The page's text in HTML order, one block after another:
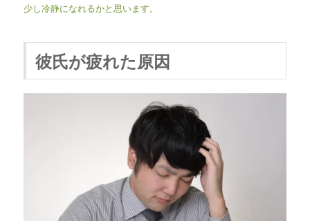
少し冷静になれるかと思います。
彼氏が疲れた原因